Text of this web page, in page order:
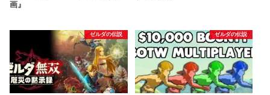
画』
ゼルダの伝説 ゼルダの伝説